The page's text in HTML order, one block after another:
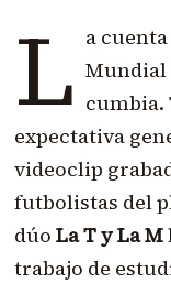
L a
Mundial
cumbia.
expectativa
videoclip
futbolistas del
dúo La T y La M
trabajo de